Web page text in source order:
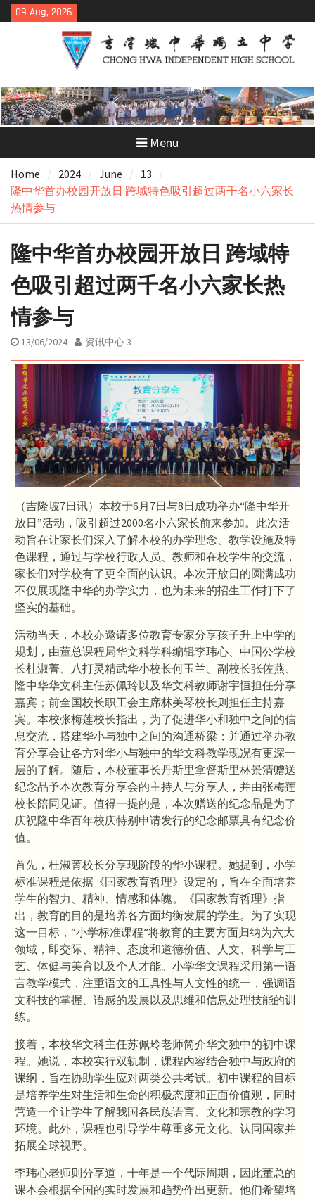
Skip
to
09 Aug, 2026
Menu
Home 2024 June
13
隆中华首办校园开放日 跨域特色吸引超过两千名小六家长
热情参与
隆中华首办校园开放日 跨域特
色吸引超过两千名小六家长热
情参与
13/06/2024 资讯中心 3
（吉隆坡7日讯）本校于6月7日与8日成功举办“隆中华开
放日”活动，吸引超过2000名小六家长前来参加。此次活
动旨在让家长们深入了解本校的办学理念、教学设施及特
色课程，通过与学校行政人员、教师和在校学生的交流，
家长们对学校有了更全面的认识。本次开放日的圆满成功
不仅展现隆中华的办学实力，也为未来的招生工作打下了
坚实的基础。
活动当天，本校亦邀请多位教育专家分享孩子升上中学的
规划，由董总课程局华文科学科编辑李玮心、中国公学校
长杜淑菁、八打灵精武华小校长何玉兰、副校长张佐燕、
隆中华华文科主任苏佩玲以及华文科教师谢宇恒担任分享
嘉宾；前全国校长职工会主席林美琴校长则担任主持嘉
宾。本校张梅莲校长指出，为了促进华小和独中之间的信
息交流，搭建华小与独中之间的沟通桥梁；并通过举办教
育分享会让各方对华小与独中的华文科教学现况有更深一
层的了解。随后，本校董事长丹斯里拿督斯里林景清赠送
纪念品予本次教育分享会的主持人与分享人，并由张梅莲
校长陪同见证。值得一提的是，本次赠送的纪念品是为了
庆祝隆中华百年校庆特别申请发行的纪念邮票具有纪念价
值。
首先，杜淑菁校长分享现阶段的华小课程。她提到，小学
标准课程是依据《国家教育哲理》设定的，旨在全面培养
学生的智力、精神、情感和体魄。《国家教育哲理》指
出，教育的目的是培养各方面均衡发展的学生。为了实现
这一目标，“小学标准课程”将教育的主要方面归纳为六大
领域，即交际、精神、态度和道德价值、人文、科学与工
艺、体健与美育以及个人才能。小学华文课程采用第一语
言教学模式，注重语文的工具性与人文性的统一，强调语
文科技的掌握、语感的发展以及思维和信息处理技能的训
练。
接着，本校华文科主任苏佩玲老师简介华文独中的初中课
程。她说，本校实行双轨制，课程内容结合独中与政府的
课纲，旨在协助学生应对两类公共考试。初中课程的目标
是培养学生对生活和生命的积极态度和正面价值观，同时
营造一个让学生了解我国各民族语言、文化和宗教的学习
环境。此外，课程也引导学生尊重多元文化、认同国家并
拓展全球视野。
李玮心老师则分享道，十年是一个代际周期，因此董总的
课本会根据全国的实时发展和趋势作出更新。他们希望培